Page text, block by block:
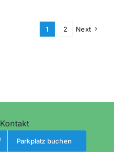
1 2 Next
Kontakt
Parkplatz buchen